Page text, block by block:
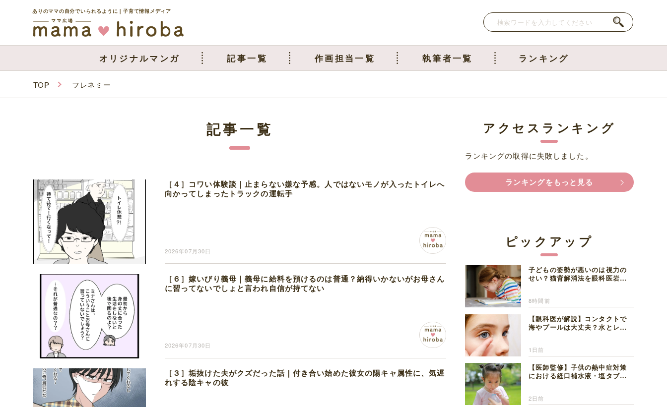
ありのママの自分でいられるように｜子育て情報メディア
オリジナルマンガ 記事一覧 作画担当一覧 執筆者一覧 ランキング
TOP フレネミー
記事一覧
［４］コワい体験談｜止まらない嫌な予感。人ではないモノが入ったトイレへ
向かってしまったトラックの運転手
2026年07月30日
［６］嫁いびり義母｜義母に給料を預けるのは普通？納得いかないがお母さん
に習ってないでしょと言われ自信が持てない
2026年07月30日
［３］垢抜けた夫がクズだった話｜付き合い始めた彼女の陽キャ属性に、気遅
れする陰キャの彼
アクセスランキング
ランキングの取得に失敗しました。
ランキングをもっと見る
ピックアップ
子どもの姿勢が悪いのは視力の
せい？猫背解消法を眼科医岩見
8時間前
【眼科医が解説】コンタクトで
海やプールは大丈夫？水とレン
1日前
【医師監修】子供の熱中症対策
における経口補水液・塩タブレ
2日前